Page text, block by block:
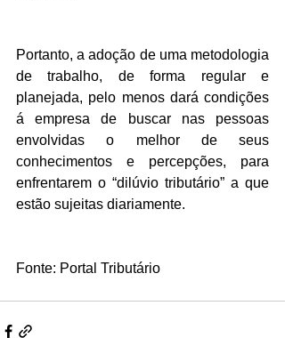
Portanto, a adoção de uma metodologia
de trabalho, de forma regular e
planejada, pelo menos dará condições
á empresa de buscar nas pessoas
envolvidas o melhor de seus
conhecimentos e percepções, para
enfrentarem o “dilúvio tributário” a que
estão sujeitas diariamente.
Fonte: Portal Tributário